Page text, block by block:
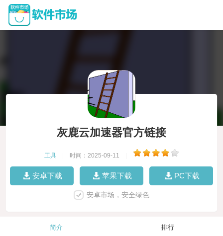
灰鹿云加速器官方链接
工具 时间：2025-09-11
安卓下载 苹果下载 PC下载
安卓市场，安全绿色
简介 排行